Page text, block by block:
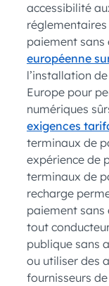
accessibilité
paiement sans
européenne
l’installation
Europe pour
numériques
exigences
terminaux de
expérience de
terminaux de
recharge
paiement sans
tout
publique sans
ou utiliser des
fournisseurs